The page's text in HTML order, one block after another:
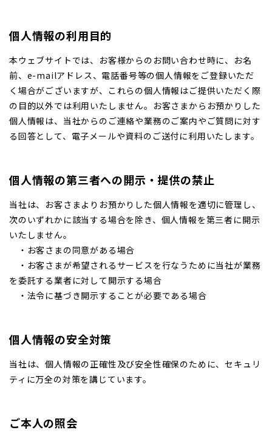
個人情報の利用目的
本ウェブサイトでは、お客様からのお問い合わせ時に、お名
前、e-mailアドレス、電話番号等の個人情報をご登録いただ
く場合がございますが、これらの個人情報はご提供いただく際
の目的以外では利用いたしません。お客さまからお預かりした
個人情報は、当社からのご連絡や業務のご案内やご質問に対す
る回答として、電子メールや資料のご送付に利用いたします。
個人情報の第三者への開示・提供の禁止
当社は、お客さまよりお預かりした個人情報を適切に管理し、
次のいずれかに該当する場合を除き、個人情報を第三者に開示
いたしません。
・お客さまの同意がある場合
・お客さまが希望されるサービスを行なうために当社が業務
を委託する業者に対して開示する場合
・法令に基づき開示することが必要である場合
個人情報の安全対策
当社は、個人情報の正確性及び安全性確保のために、セキュリ
ティに万全の対策を講じています。
ご本人の照会